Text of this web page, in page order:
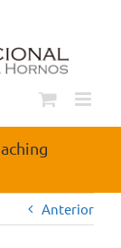
Anterior